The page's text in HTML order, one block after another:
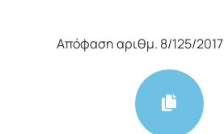
Απόφαση αριθμ. 8/125/2017